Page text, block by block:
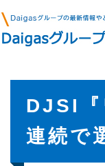
DJSI『
連続で